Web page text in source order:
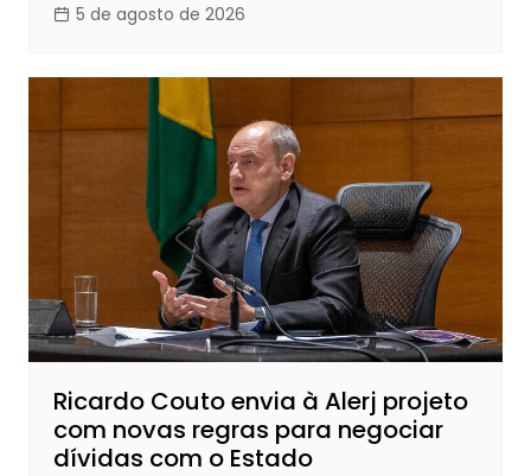
5 de agosto de 2026
Ricardo Couto envia à Alerj projeto
com novas regras para negociar
dívidas com o Estado